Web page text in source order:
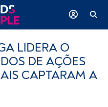
LIDERA O
DE AÇÕES
CAPTARAM A